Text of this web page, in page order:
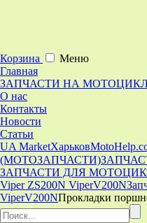
Корзина
Меню
Главная
ЗАПЧАСТИ НА
О нас
Контакты
Новости
Статьи
UA MarketХарьков
(МОТОЗАПЧАСТИ)
ЗАПЧАСТИ ДЛЯ
Viper ZS200N ViperV200N
ViperV200NПрокладки